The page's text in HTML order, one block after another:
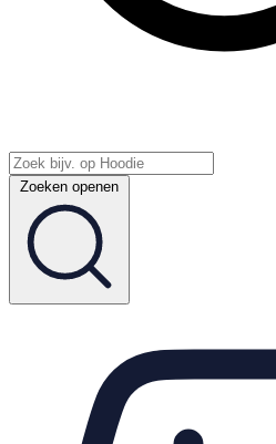
Zoeken openen